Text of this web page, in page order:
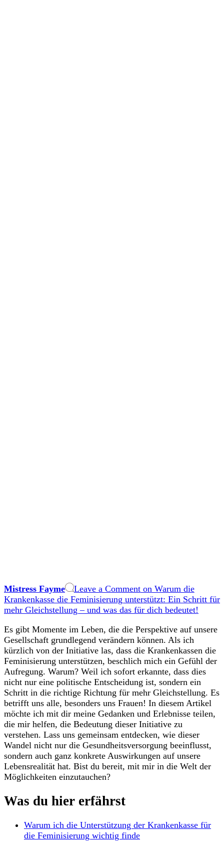
Mistress Fayme Leave a Commenton Warum die
Krankenkasse die Feminisierung unterstützt: Ein Schritt für
mehr Gleichstellung – und was das für dich bedeutet!
Es gibt Momente im ⁣Leben, die die Perspektive ⁣auf unsere
Gesellschaft grundlegend verändern können. Als ich
‌kürzlich von ⁣der Initiative las, ‌dass die‌ Krankenkassen ⁤die
‍Feminisierung unterstützen, beschlich mich‌ ein Gefühl der‌
Aufregung. Warum? Weil ich sofort erkannte, dass dies
⁢nicht nur eine politische Entscheidung ist,‌ sondern​ ein
Schritt in die richtige Richtung für ‌mehr ‌Gleichstellung. Es
betrifft uns alle, besonders uns Frauen! ‌In diesem‍ Artikel
möchte‍ ich⁣ mit dir meine Gedanken und Erlebnisse teilen,
die mir helfen, ⁣die Bedeutung⁣ dieser⁣ Initiative zu
verstehen. Lass uns gemeinsam‍ entdecken, wie dieser
Wandel nicht nur die Gesundheitsversorgung beeinflusst,
sondern auch ganz konkrete Auswirkungen‍ auf unsere
⁤Lebensrealität hat.⁣ Bist du⁢ bereit, mit mir in die⁤ Welt der
⁤Möglichkeiten einzutauchen?
Was du hier erfährst
Warum ich die Unterstützung der Krankenkasse für
die Feminisierung wichtig finde